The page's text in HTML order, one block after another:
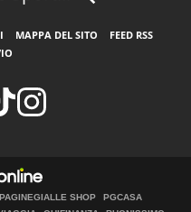
MAPPA DEL SITO
FEED RSS
PAGINEGIALLE SHOP
PGCASA